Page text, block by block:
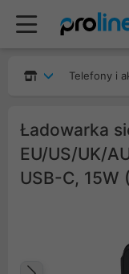
Telefony i
Ładowarka
EU/US/UK/
USB-C, 15W